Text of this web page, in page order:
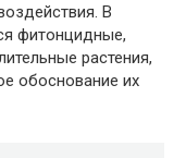
В
фитонцидные,
растения,
обоснование их